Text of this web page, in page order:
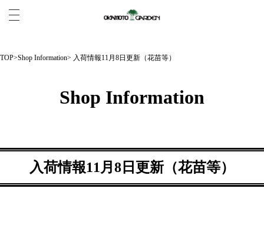
TOP>Shop Information> 入荷情報11月8日更新（花苗等）
Shop Information
入荷情報11月8日更新（花苗等）